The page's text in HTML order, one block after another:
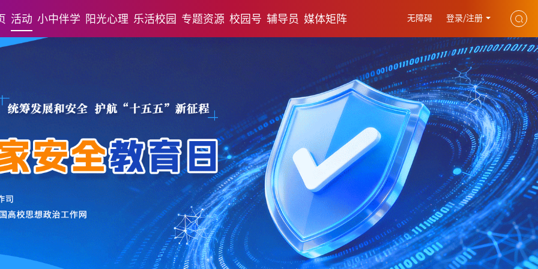
活动 小中伴学 阳光心理 乐活校园 专题资源 校园号 辅导员 媒体矩阵 无障碍 登录/注册